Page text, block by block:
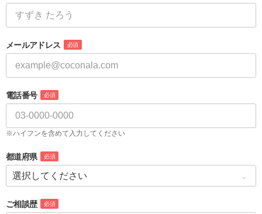
メールアドレス 必須
電話番号 必須
※ハイフンを含めて入力してください
都道府県 必須
ご相談歴 必須